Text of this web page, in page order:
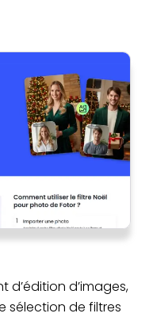
d’édition d’images,
sélection de filtres